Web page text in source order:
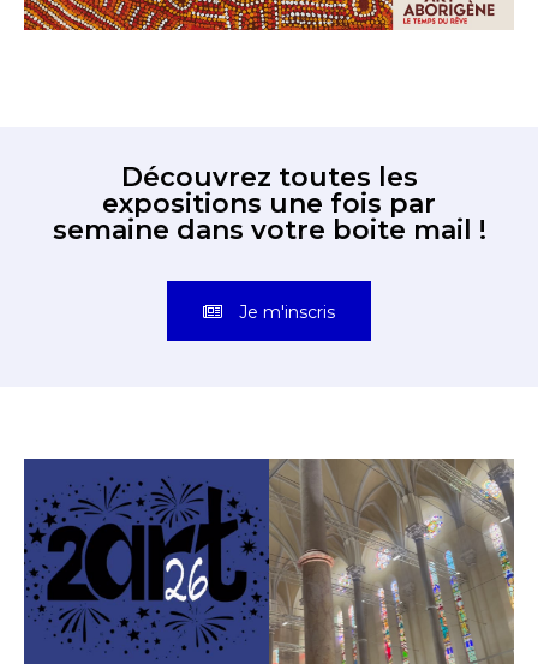
Découvrez toutes les
expositions une fois par
semaine dans votre boite mail !
Je m'inscris